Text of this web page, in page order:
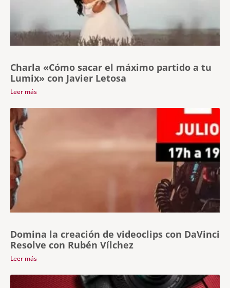
Charla «Cómo sacar el máximo partido a tu
Lumix» con Javier Letosa
Leer más
Domina la creación de videoclips con DaVinci
Resolve con Rubén Vílchez
Leer más